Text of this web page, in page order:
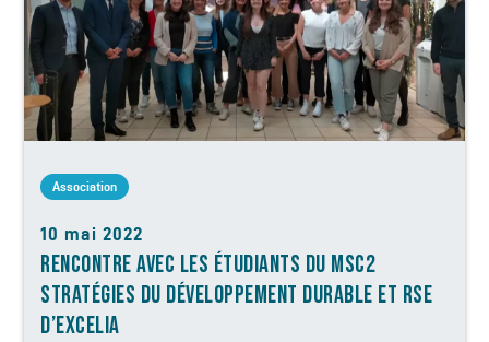
Association
10 mai 2022
RENCONTRE AVEC LES ÉTUDIANTS DU MSC2
STRATÉGIES DU DÉVELOPPEMENT DURABLE ET RSE
D’EXCELIA